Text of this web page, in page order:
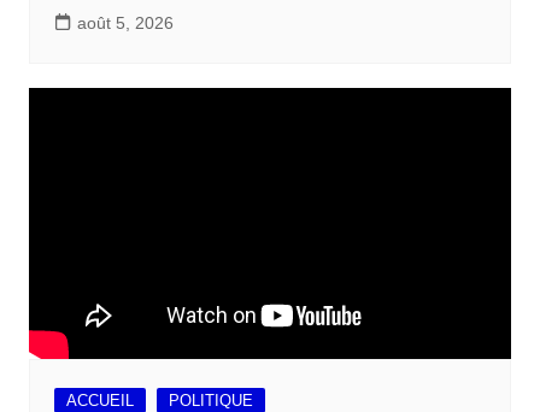
août 5, 2026
ACCUEIL POLITIQUE